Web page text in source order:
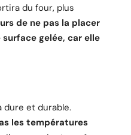
du four, plus
de ne pas la placer
gelée, car elle
dure et durable.
les températures